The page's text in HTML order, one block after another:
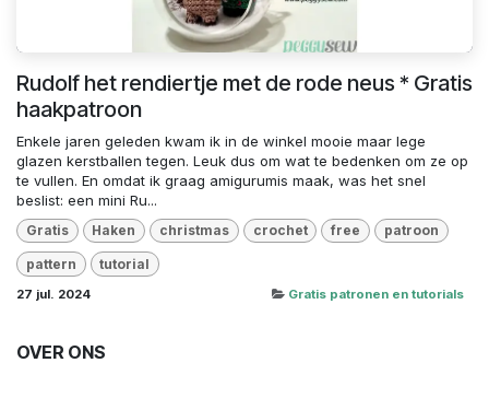
Rudolf het rendiertje met de rode neus * Gratis
haakpatroon
Enkele jaren geleden kwam ik in de winkel mooie maar lege
glazen kerstballen tegen. Leuk dus om wat te bedenken om ze op
te vullen. En omdat ik graag amigurumis maak, was het snel
beslist: een mini Ru...
Gratis Haken christmas crochet free patroon
pattern tutorial
27 jul. 2024 Gratis patronen en tutorials
OVER ONS